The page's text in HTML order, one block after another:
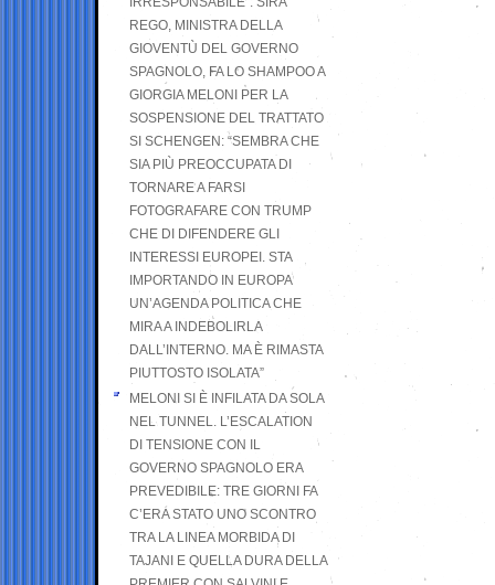
REGO, MINISTRA DELLA
GIOVENTÙ DEL GOVERNO
SPAGNOLO, FA LO SHAMPOO A
GIORGIA MELONI PER LA
SOSPENSIONE DEL TRATTATO
SI SCHENGEN: “SEMBRA CHE
SIA PIÙ PREOCCUPATA DI
TORNARE A FARSI
FOTOGRAFARE CON TRUMP
CHE DI DIFENDERE GLI
INTERESSI EUROPEI. STA
IMPORTANDO IN EUROPA
UN’AGENDA POLITICA CHE
MIRA A INDEBOLIRLA
DALL’INTERNO. MA È RIMASTA
PIUTTOSTO ISOLATA”
MELONI SI È INFILATA DA SOLA
NEL TUNNEL. L’ESCALATION
DI TENSIONE CON IL
GOVERNO SPAGNOLO ERA
PREVEDIBILE: TRE GIORNI FA
C’ERA STATO UNO SCONTRO
TRA LA LINEA MORBIDA DI
TAJANI E QUELLA DURA DELLA